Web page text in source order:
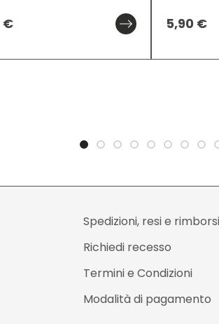
€ 5,90 €
Spedizioni, resi e rimborsi
Richiedi recesso
Termini e Condizioni
Modalità di pagamento